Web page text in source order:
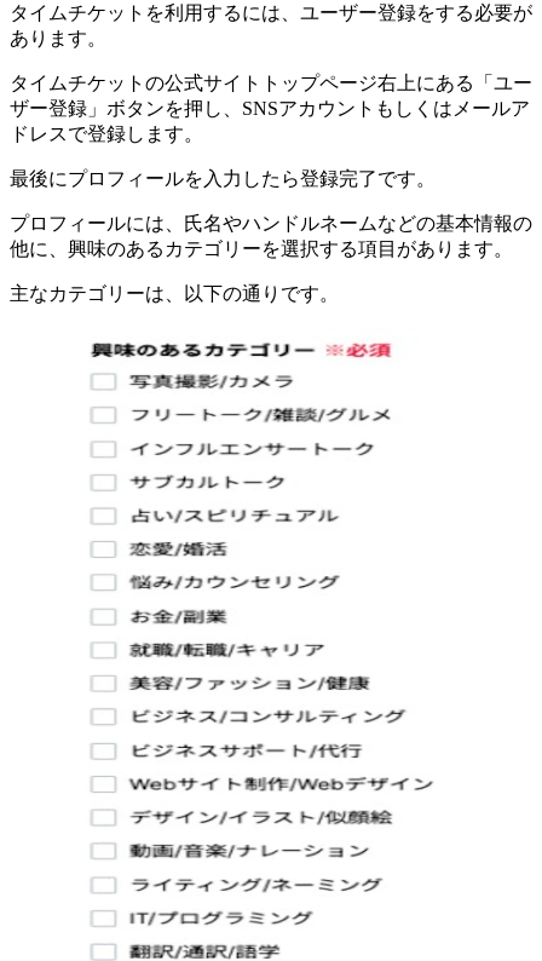
タイムチケットを利用するには、ユーザー登録をする必要が
あります。
タイムチケットの公式サイトトップページ右上にある「ユー
ザー登録」ボタンを押し、SNSアカウントもしくはメールア
ドレスで登録します。
最後にプロフィールを入力したら登録完了です。
プロフィールには、氏名やハンドルネームなどの基本情報の
他に、興味のあるカテゴリーを選択する項目があります。
主なカテゴリーは、以下の通りです。